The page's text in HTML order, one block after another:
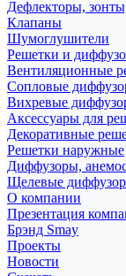
Дефлекторы,
Клапаны
Шумоглушители
Решетки и
Вентиляционные
Сопловые
Вихревые
Аксессуары для
Декоративные
Решетки наружные
Диффузоры,
Щелевые
О компании
Презентация
Брэнд Smay
Проекты
Новости